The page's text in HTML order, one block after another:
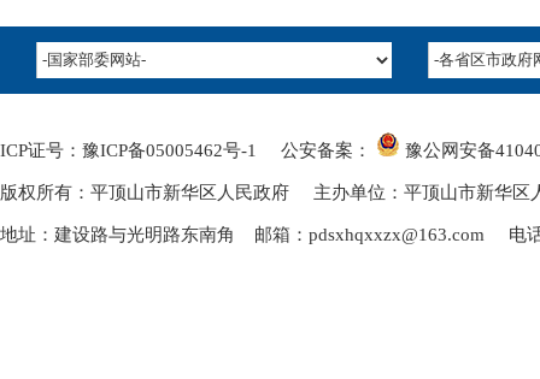
ICP证号：豫ICP备05005462号-1 公安备案： 豫公网安备
版权所有：平顶山市新华区人民政府 主办单位：平顶山市新华
地址：建设路与光明路东南角 邮箱：pdsxhqxxzx@163.com 电